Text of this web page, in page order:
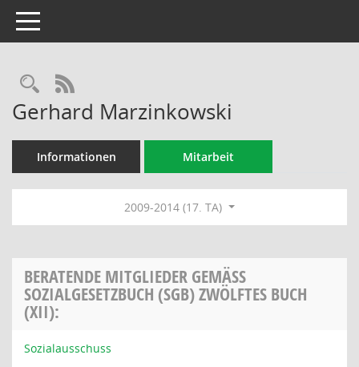
Toggle navigation
Rechercheauswahl
RSS-Feed
Gerhard Marzinkowski
Informationen Mitarbeit
2009-2014 (17. TA)
BERATENDE MITGLIEDER GEMÄSS S
OZIALGESETZBUCH (SGB) ZWÖLFTES BUCH (
XII):
Sozialausschuss